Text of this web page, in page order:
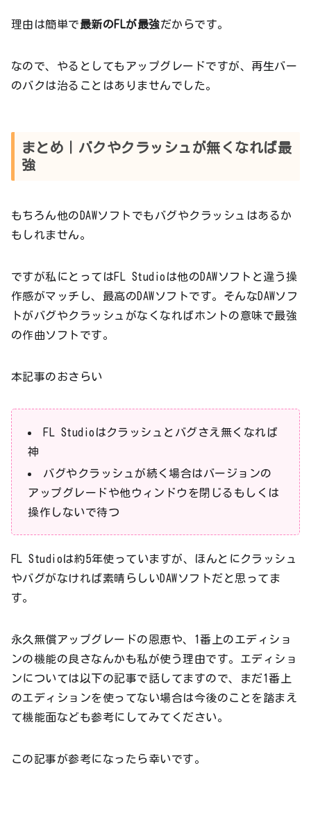
理由は簡単で最新のFLが最強だからです。
なので、やるとしてもアップグレードですが、再生バー
のバクは治ることはありませんでした。
まとめ｜バクやクラッシュが無くなれば最
強
もちろん他のDAWソフトでもバグやクラッシュはあるか
もしれません。
ですが私にとってはFL Studioは他のDAWソフトと違う操
作感がマッチし、最高のDAWソフトです。そんなDAWソフ
トがバグやクラッシュがなくなればホントの意味で最強
の作曲ソフトです。
本記事のおさらい
FL Studioはクラッシュとバグさえ無くなれば
神
バグやクラッシュが続く場合はバージョンの
アップグレードや他ウィンドウを閉じるもしくは
操作しないで待つ
FL Studioは約5年使っていますが、ほんとにクラッシュ
やバグがなければ素晴らしいDAWソフトだと思ってま
す。
永久無償アップグレードの恩恵や、1番上のエディショ
ンの機能の良さなんかも私が使う理由です。エディショ
ンについては以下の記事で話してますので、まだ1番上
のエディションを使ってない場合は今後のことを踏まえ
て機能面なども参考にしてみてください。
この記事が参考になったら幸いです。